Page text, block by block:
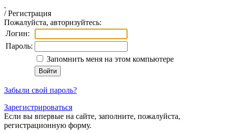
/Регистрация
Пожалуйста, авторизуйтесь:
Логин:
Пароль:
Запомнить меня на этом компьютере
Забыли свой пароль?
Зарегистрироваться
Если вы впервые на сайте, заполните, пожалуйста,
регистрационную форму.